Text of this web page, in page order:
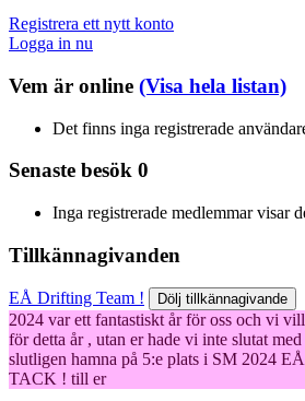
Registrera ett nytt konto
Logga in nu
Vem är online (Visa hela listan)
Det finns inga registrerade
Senaste besök 0
Inga registrerade medlemmar visar
Tillkännagivanden
EÅ Drifting Team ! Dölj tillkännagivande
2024 var ett fantastiskt år för oss och vi
för detta år , utan er hade vi inte slutat
slutligen hamna på 5:e plats i SM 2024
TACK ! till er